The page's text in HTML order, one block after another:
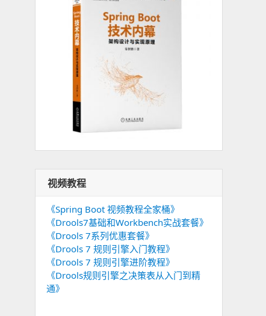
视频教程
《Spring Boot 视频教程全家桶》
《Drools7基础和Workbench实战套餐》
《Drools 7系列优惠套餐》
《Drools 7 规则引擎入门教程》
《Drools 7 规则引擎进阶教程》
《Drools规则引擎之决策表从入门到精
通》